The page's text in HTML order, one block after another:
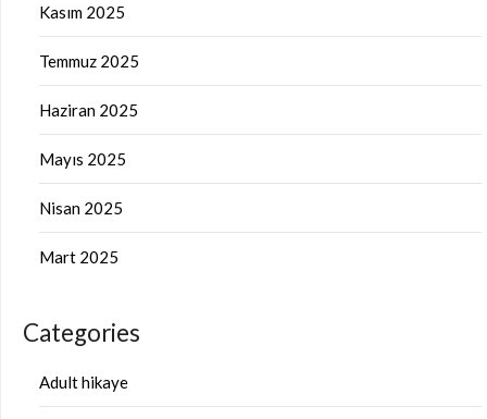
Kasım 2025
Temmuz 2025
Haziran 2025
Mayıs 2025
Nisan 2025
Mart 2025
Categories
Adult hikaye